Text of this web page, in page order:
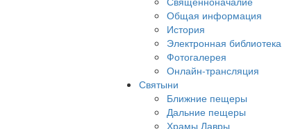
Общая информация
История
Электронная библиотека
Фотогалерея
Онлайн-трансляция
Святыни
Ближние пещеры
Дальние пещеры
Храмы Лавры